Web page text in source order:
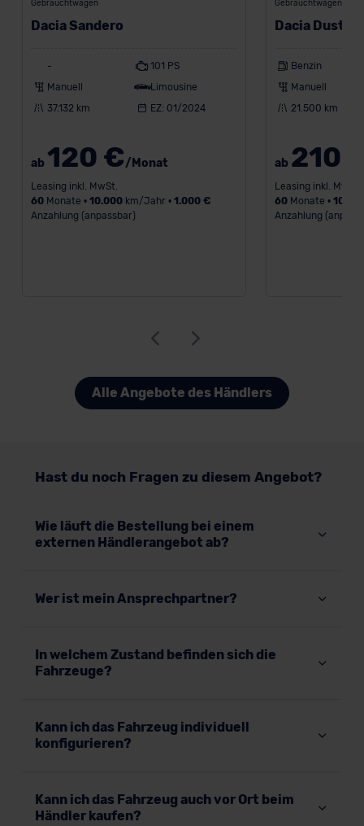
DSGVO) oder wenn Sie hierzu Ihre Einwilligung freiwillig
erteilen. Nähere Informationen zu den bestehenden
unserem Datenschutzbeauftragten unter
datenschutz@meinauto.de anfordern.
Gebrauchtwagen
Dacia Sandero
-
101 PS
Manuell
Limousine
37.132 km
EZ: 01/2024
ab 120 €/Monat
Leasing inkl. MwSt.
60Monate • 10.000km/Jahr • 1.000 €
Anzahlung (anpassbar)
Gebrauchtwagen •
Dacia Duster
Benzin
Manuell
21.500 km
ab 210
Leasing inkl. MwSt.
60Monate •
Anzahlung
Alle Angebote des Händlers
Hast du noch Fragen zu diesem Angebot?
Wie läuft die Bestellung bei einem
externen Händlerangebot ab?
Wer ist mein Ansprechpartner?
In welchem Zustand befinden sich die
Fahrzeuge?
Kann ich das Fahrzeug individuell
konfigurieren?
Kann ich das Fahrzeug auch vor Ort beim
Händler kaufen?